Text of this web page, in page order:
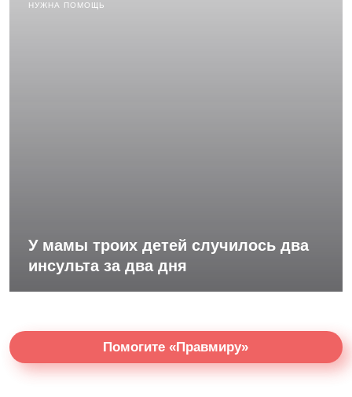
НУЖНА ПОМОЩЬ
У мамы троих детей случилось два
инсульта за два дня
Помогите «Правмиру»